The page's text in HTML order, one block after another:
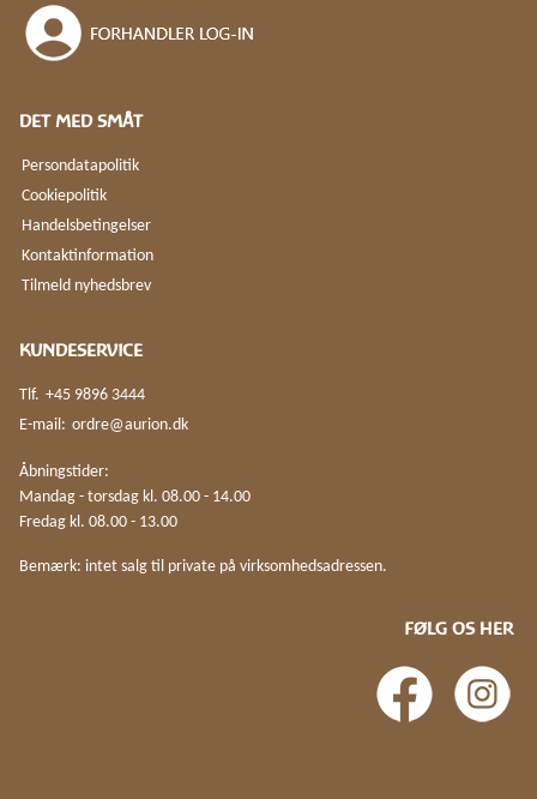
DET MED SMÅT
Persondatapolitik
Cookiepolitik
Handelsbetingelser
Kontaktinformation
Tilmeld nyhedsbrev
KUNDESERVICE
Tlf. +45 9896 3444
E-mail: ordre@aurion.dk
Åbningstider:
Mandag - torsdag kl. 08.00 - 14.00
Fredag kl. 08.00 - 13.00
Bemærk: intet salg til private på virksomhedsadressen.
FØLG OS HER